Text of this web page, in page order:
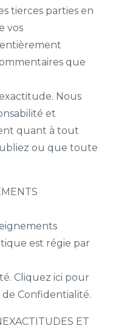
tierces parties en
vos
que
Nous
et
quant à tout
ou que toute
est régie par
Cliquez ici pour
Confidentialité.
ET